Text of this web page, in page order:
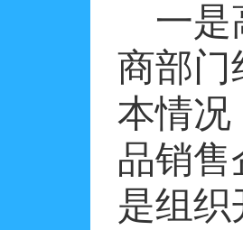
一是
商部门
本情况
品销
是组